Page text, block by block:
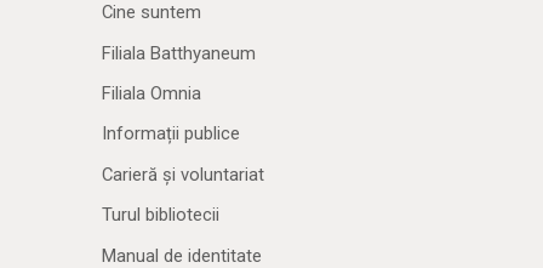
Cine suntem
Filiala Batthyaneum
Filiala Omnia
Informații publice
Carieră și voluntariat
Turul bibliotecii
Manual de identitate